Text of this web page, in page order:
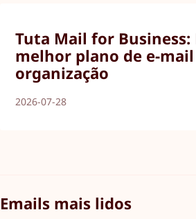
Tuta Mail for Business:
melhor plano de e-
organização
2026-07-28
Emails mais lidos